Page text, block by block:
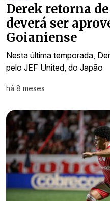
Derek retorna
deverá ser
Goianiense
Nesta última temporada,
pelo JEF United, do Japão
há 8 meses